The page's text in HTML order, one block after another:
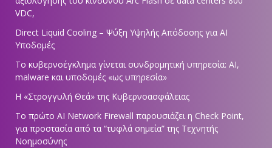
VDC,
Direct Liquid Cooling – Ψύξη Υψηλής Απόδοσης για AI
Υποδομές
Το κυβερνοέγκλημα γίνεται συνδρομητική υπηρεσία: AI,
malware και υποδομές «ως υπηρεσία»
Η «Στρογγυλή Θεά» της Κυβερνοασφάλειας
Tο πρώτο AI Network Firewall παρουσιάζει η Check Point,
για προστασία από τα “τυφλά σημεία” της Τεχνητής
Νοημοσύνης